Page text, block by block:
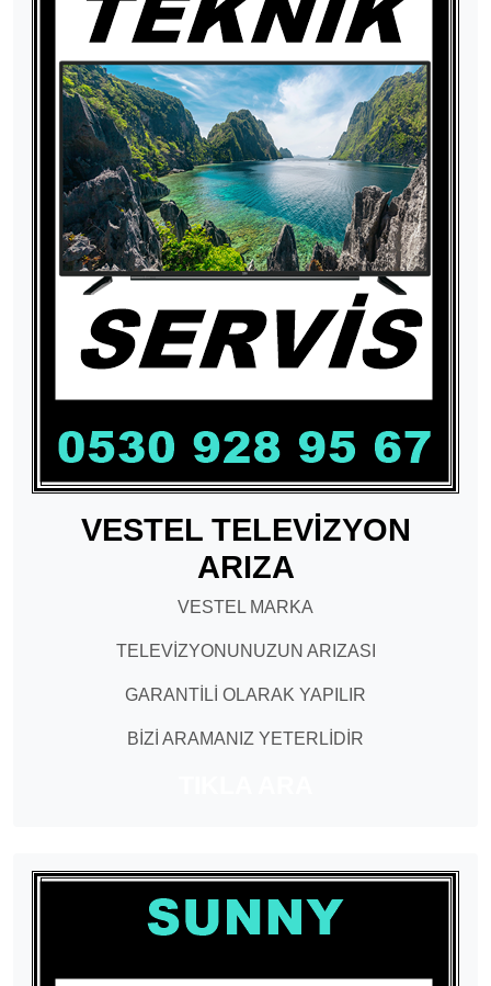
VESTEL TELEVİZYON
ARIZA
VESTEL MARKA
TELEVİZYONUNUZUN ARIZASI
GARANTİLİ OLARAK YAPILIR
BİZİ ARAMANIZ YETERLİDİR